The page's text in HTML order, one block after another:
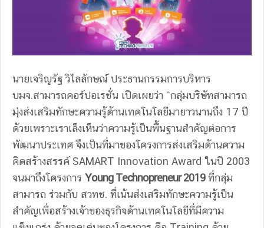
นายเจริญรัฐ วิไลลักษณ์ ประธานกรรมการบริหาร
บมจ.สามารถคอร์ปอเรชั่น เปิดเผยว่า “กลุ่มบริษัทสามารถ
มุ่งส่งเสริมทักษะความรู้ด้านเทคโนโลยีมายาวนานถึง 17 ปี
ด้วยเพราะเราเล็งเห็นว่าความรู้เป็นพื้นฐานสำคัญต่อการ
พัฒนาประเทศ จึงเป็นที่มาของโครงการส่งเสริมด้านความ
คิดสร้างสรรค์ SAMART Innovation Award ในปี 2003
จนมาถึงโครงการ Young Technopreneur 2019ที่กลุ่ม
สามารถ ร่วมกับ สวทช. ที่เน้นส่งเสริมทักษะความรู้เป็น
สำคัญเพื่อสร้างเจ้าของธุรกิจด้านเทคโนโลยีที่มีความ